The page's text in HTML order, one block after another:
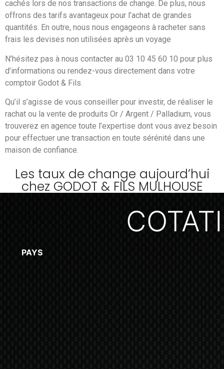
cachés lors de nos transactions de change. De plus, nous
offrons des tarifs avantageux pour l’achat de grandes
quantités. En outre, nous nous engageons à racheter sans
frais les devises non utilisées après un voyage
N’hésitez pas à nous contacter au 03 10 45 60 10 pour plus
d’informations ou rendez-vous directement dans votre
comptoir Godot & Fils.
Qu’il s’agisse de vous conseiller pour investir, de réaliser le
rachat ou la vente de produits Or / Argent / Palladium, vous
trouverez en agence toute l’expertise dont vous avez besoin
pour effectuer une transaction en toute sérénité dans une
maison de confiance.
Les taux de change aujourd’hui
chez GODOT & FILS MULHOUSE